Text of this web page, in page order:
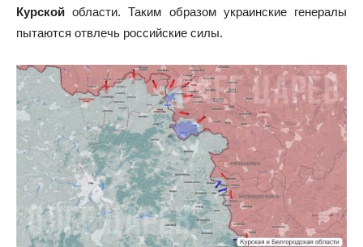
Курской области. Таким образом украинские генералы
пытаются отвлечь российские силы.